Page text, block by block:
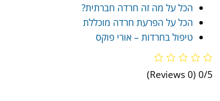
הכל על מה זה חרדה חברתית?
הכל על הפרעת חרדה מוכללת
טיפול בחרדות – אורי פוקס
0/5
(0 Reviews)